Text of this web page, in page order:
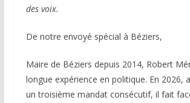
des voix.
De notre envoyé spécial à Béziers,
Maire de Béziers depuis 2014, Robert
longue expérience en politique. En 2026,
un troisième mandat consécutif, il fait